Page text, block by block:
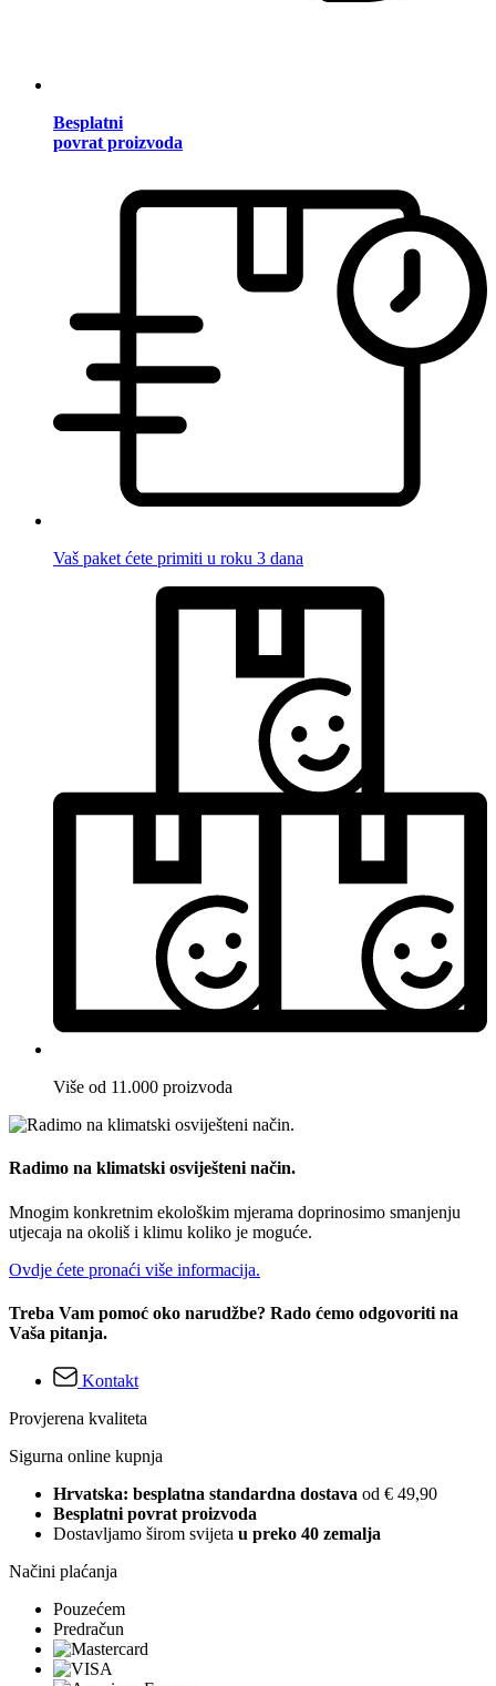
Besplatni
povrat proizvoda
Vaš paket ćete primiti u roku 3 dana
Više od 11.000 proizvoda
Radimo na klimatski osviješteni način.
Mnogim konkretnim ekološkim mjerama doprinosimo smanjenju
utjecaja na okoliš i klimu koliko je moguće.
Ovdje ćete pronaći više informacija.
Treba Vam pomoć oko narudžbe? Rado ćemo odgovoriti na
Vaša pitanja.
Kontakt
Provjerena kvaliteta
Sigurna online kupnja
Hrvatska: besplatna standardna dostava od € 49,90
Besplatni povrat proizvoda
Dostavljamo širom svijeta u preko 40 zemalja
Načini plaćanja
Pouzećem
Predračun